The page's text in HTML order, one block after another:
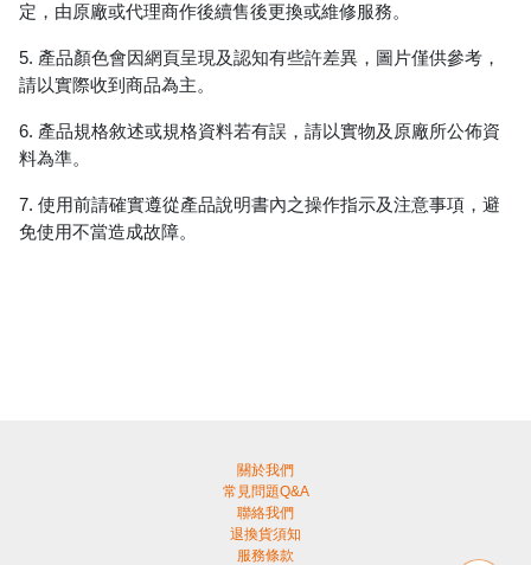
定，由原廠或代理商作後續售後更換或維修服務。
5. 產品顏色會因網頁呈現及認知有些許差異，圖片僅供參考，
請以實際收到商品為主。
6. 產品規格敘述或規格資料若有誤，請以實物及原廠所公佈資
料為準。
7. 使用前請確實遵從產品說明書內之操作指示及注意事項，避
免使用不當造成故障。
關於我們
常見問題Q&A
聯絡我們
退換貨須知
服務條款